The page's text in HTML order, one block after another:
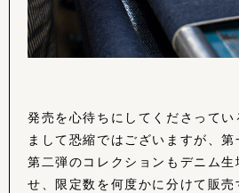
発売を心待ちにしてくださってい
まして恐縮ではございますが、
第二弾のコレクションもデニム生
せ、限定数を何度かに分けて販